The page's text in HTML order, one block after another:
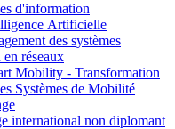
d'information
Artificielle
des systèmes
réseaux
Mobility - Transformation
Systèmes de Mobilité
international non diplomant